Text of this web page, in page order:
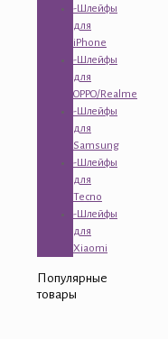
-Шлейфы
для
iPhone
-Шлейфы
для
OPPO/Realme
-Шлейфы
для
Samsung
-Шлейфы
для
Tecno
-Шлейфы
для
Xiaomi
Популярные
товары